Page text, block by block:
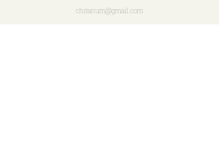
chitarium@gmail.com